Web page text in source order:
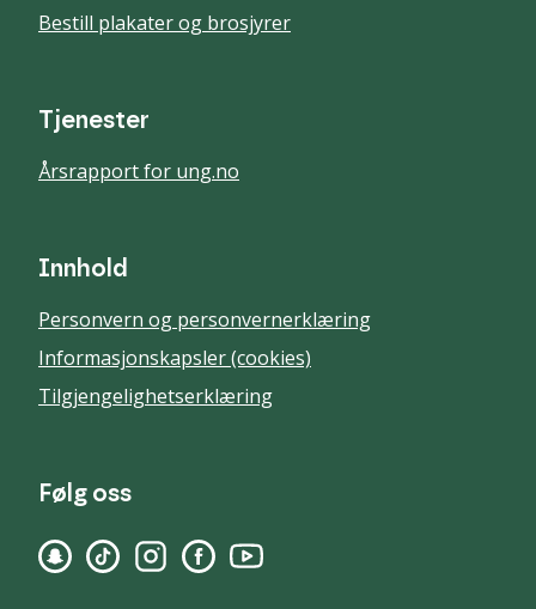
Bestill plakater og brosjyrer
Tjenester
Årsrapport for ung.no
Innhold
Personvern og personvernerklæring
Informasjonskapsler (cookies)
Tilgjengelighetserklæring
Følg oss